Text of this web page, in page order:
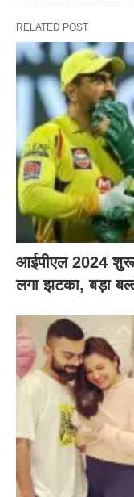
RELATED POST
आईपीएल 2024 शुरू
लगा झटका, बड़ा